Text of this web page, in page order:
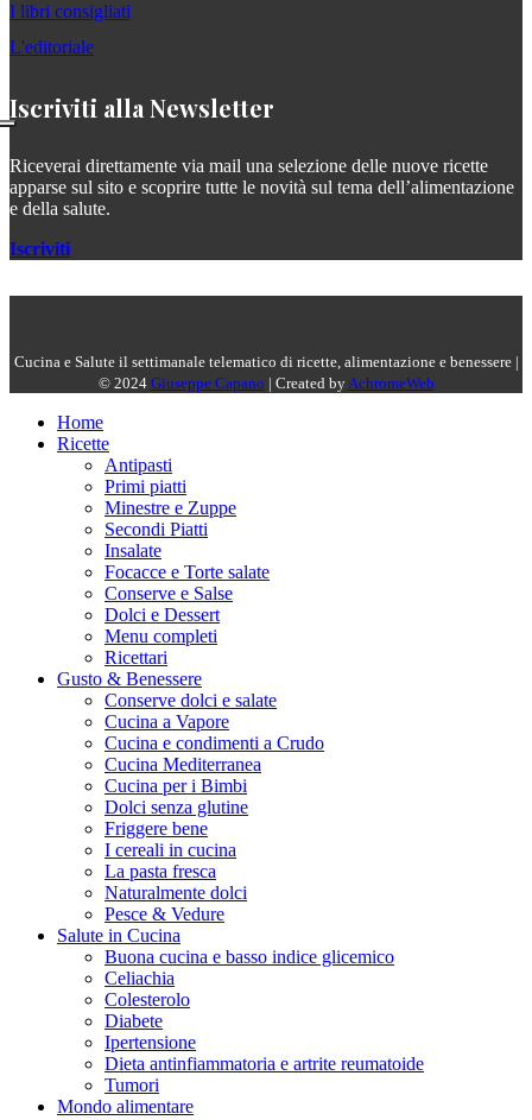
I libri consigliati
L'editoriale
Iscriviti alla Newsletter
Riceverai direttamente via mail una selezione delle nuove ricette
apparse sul sito e scoprire tutte le novità sul tema dell’alimentazione
e della salute.
Iscriviti
Cucina e Salute il settimanale telematico di ricette, alimentazione e benessere |
© 2024 Giuseppe Capano | Created by AchromeWeb
Home
Ricette
Antipasti
Primi piatti
Minestre e Zuppe
Secondi Piatti
Insalate
Focacce e Torte salate
Conserve e Salse
Dolci e Dessert
Menu completi
Ricettari
Gusto & Benessere
Conserve dolci e salate
Cucina a Vapore
Cucina e condimenti a Crudo
Cucina Mediterranea
Cucina per i Bimbi
Dolci senza glutine
Friggere bene
I cereali in cucina
La pasta fresca
Naturalmente dolci
Pesce & Vedure
Salute in Cucina
Buona cucina e basso indice glicemico
Celiachia
Colesterolo
Diabete
Ipertensione
Dieta antinfiammatoria e artrite reumatoide
Tumori
Mondo alimentare